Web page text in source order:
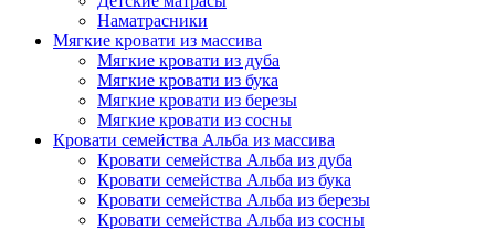
Наматрасники
Мягкие кровати из массива
Мягкие кровати из дуба
Мягкие кровати из бука
Мягкие кровати из березы
Мягкие кровати из сосны
Кровати семейства Альба из массива
Кровати семейства Альба из дуба
Кровати семейства Альба из бука
Кровати семейства Альба из березы
Кровати семейства Альба из сосны